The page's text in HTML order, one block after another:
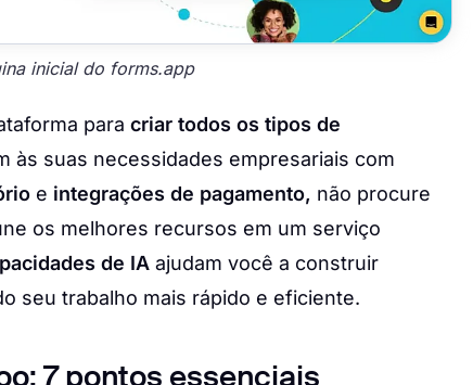
inicial do forms.app
para criar todos os tipos de
às suas necessidades empresariais com
e integrações de pagamento, não procure
os melhores recursos em um serviço
de IA ajudam você a construir
seu trabalho mais rápido e eficiente.
7 pontos essenciais